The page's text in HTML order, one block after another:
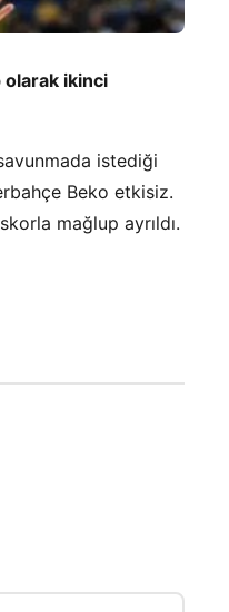
olarak ikinci
istediği
Beko etkisiz.
mağlup ayrıldı.